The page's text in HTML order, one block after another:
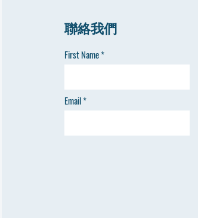
聯絡我們
First Name
Email